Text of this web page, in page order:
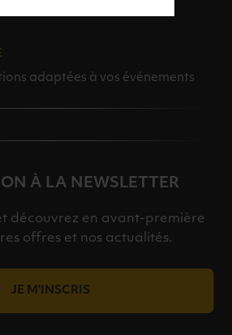
adaptées à vos événements
À LA NEWSLETTER
découvrez en avant-première
offres et nos actualités.
JE M'INSCRIS